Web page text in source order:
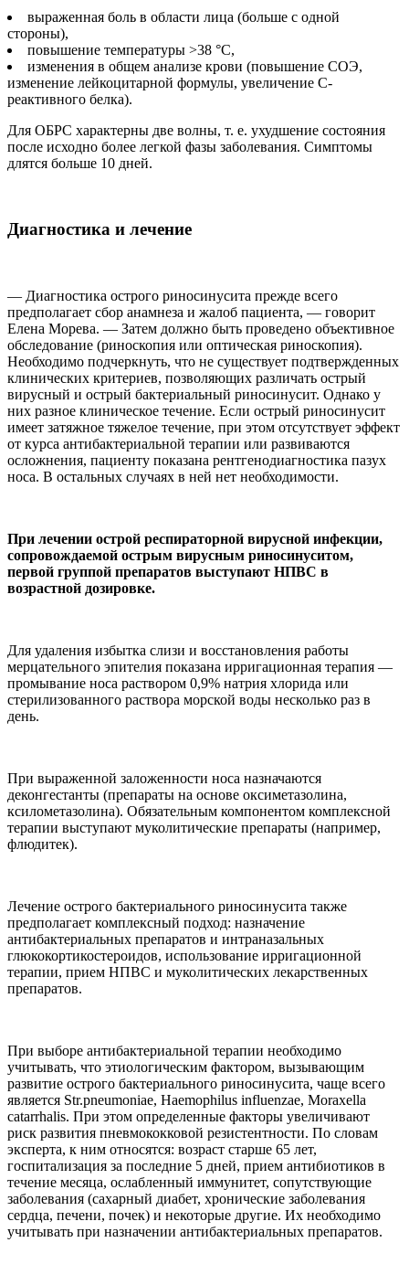
выраженная боль в области лица (больше с одной
стороны),
повышение температуры >38 °C,
изменения в общем анализе крови (повышение СОЭ,
изменение лейкоцитарной формулы, увеличение C-
реактивного белка).
Для ОБРС характерны две волны, т. е. ухудшение состояния
после исходно более легкой фазы заболевания. Симптомы
длятся больше 10 дней.
Диагностика и лечение
— Диагностика острого риносинусита прежде всего
предполагает сбор анамнеза и жалоб пациента, — говорит
Елена Морева. — Затем должно быть проведено объективное
обследование (риноскопия или оптическая риноскопия).
Необходимо подчеркнуть, что не существует подтвержденных
клинических критериев, позволяющих различать острый
вирусный и острый бактериальный риносинусит. Однако у
них разное клиническое течение. Если острый риносинусит
имеет затяжное тяжелое течение, при этом отсутствует эффект
от курса антибактериальной терапии или развиваются
осложнения, пациенту показана рентгенодиагностика пазух
носа. В остальных случаях в ней нет необходимости.
При лечении острой респираторной вирусной инфекции,
сопровождаемой острым вирусным риносинуситом,
первой группой препаратов выступают НПВС в
возрастной дозировке.
Для удаления избытка слизи и восстановления работы
мерцательного эпителия показана ирригационная терапия —
промывание носа раствором 0,9% натрия хлорида или
стерилизованного раствора морской воды несколько раз в
день.
При выраженной заложенности носа назначаются
деконгестанты (препараты на основе оксиметазолина,
ксилометазолина). Обязательным компонентом комплексной
терапии выступают муколитические препараты (например,
флюдитек).
Лечение острого бактериального риносинусита также
предполагает комплексный подход: назначение
антибактериальных препаратов и интраназальных
глюкокортикостероидов, использование ирригационной
терапии, прием НПВС и муколитических лекарственных
препаратов.
При выборе антибактериальной терапии необходимо
учитывать, что этиологическим фактором, вызывающим
развитие острого бактериального риносинусита, чаще всего
является Str.pneumoniae, Haemophilus influenzae, Moraxella
catarrhalis. При этом определенные факторы увеличивают
риск развития пневмококковой резистентности. По словам
эксперта, к ним относятся: возраст старше 65 лет,
госпитализация за последние 5 дней, прием антибиотиков в
течение месяца, ослабленный иммунитет, сопутствующие
заболевания (сахарный диабет, хронические заболевания
сердца, печени, почек) и некоторые другие. Их необходимо
учитывать при назначении антибактериальных препаратов.